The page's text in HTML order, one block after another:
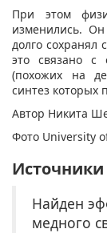
При этом
изменились.
долго сохранял
это связано с
(похожих на
синтез которых
Автор Никита
Фото University
Источники
Найден
медного